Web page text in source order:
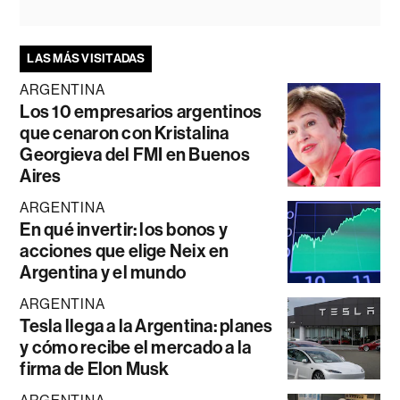
LAS MÁS VISITADAS
ARGENTINA
Los 10 empresarios argentinos
que cenaron con Kristalina
Georgieva del FMI en Buenos
Aires
ARGENTINA
En qué invertir: los bonos y
acciones que elige Neix en
Argentina y el mundo
ARGENTINA
Tesla llega a la Argentina: planes
y cómo recibe el mercado a la
firma de Elon Musk